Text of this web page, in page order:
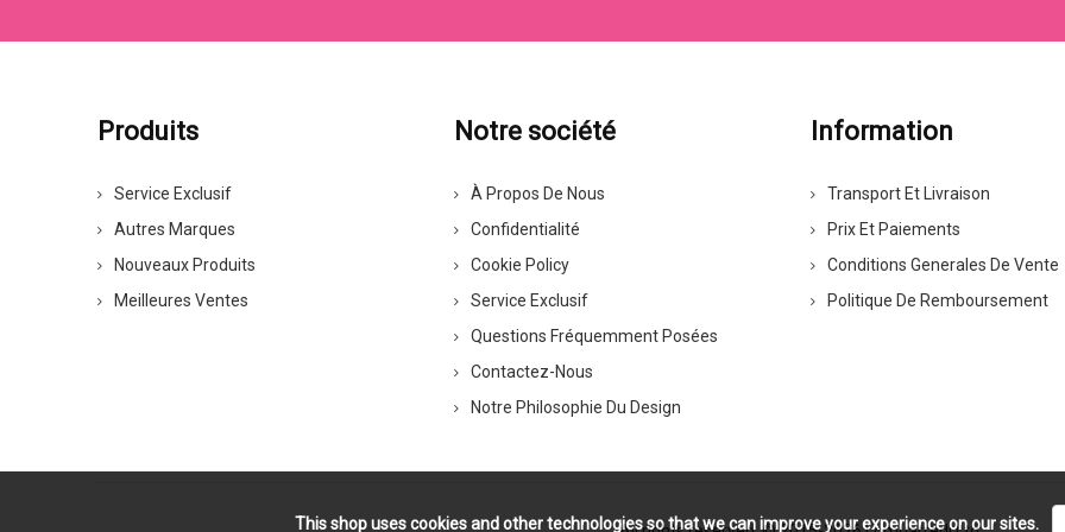
Produits
Service Exclusif
Autres Marques
Nouveaux Produits
Meilleures Ventes
Notre société
À Propos De Nous
Confidentialité
Cookie Policy
Service Exclusif
Questions Fréquemment Posées
Contactez-Nous
Notre Philosophie Du Design
Information
Transport Et Livraison
Prix Et Paiements
Conditions Generales De Vente
Politique De Remboursement
This shop uses cookies and other technologies so that we can improve your experience on our sites.